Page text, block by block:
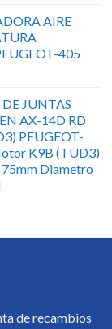
AIRE
405
JUNTAS
AX-14D RD
PEUGEOT-
K9B (TUD3)
Diametro
de recambios